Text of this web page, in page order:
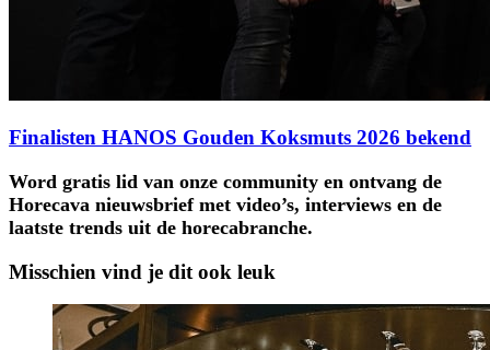
Finalisten HANOS Gouden Koksmuts 2026 bekend
Word gratis lid van onze community en ontvang de
Horecava nieuwsbrief met video’s, interviews en de
laatste trends uit de horecabranche.
Misschien vind je dit ook leuk